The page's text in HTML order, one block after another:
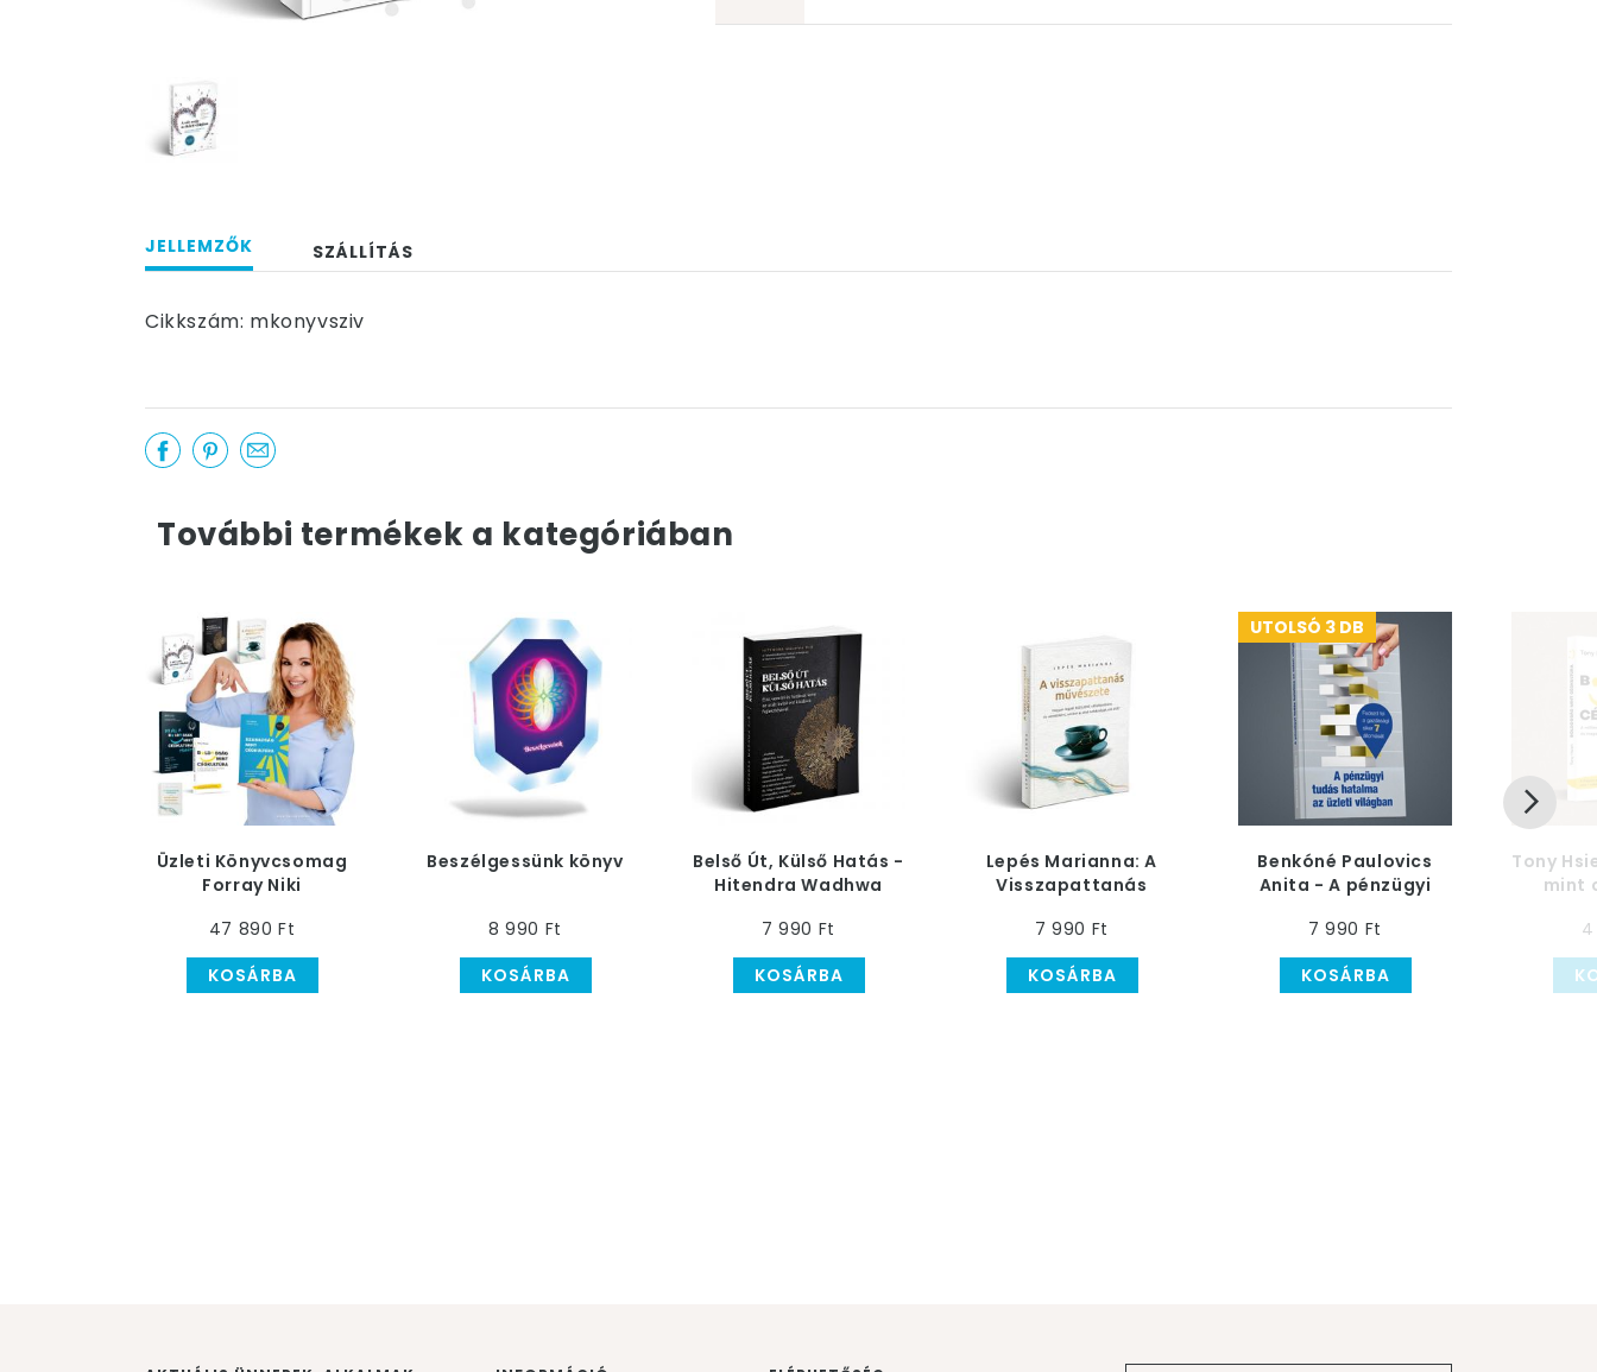
JELLEMZŐK SZÁLLÍTÁS
Cikkszám: mkonyvsziv
További termékek a kategóriában
Üzleti Könyvcsomag
Forray Niki
47 890 Ft
KOSÁRBA
Beszélgessünk könyv
8 990 Ft
KOSÁRBA
Belső Út, Külső Hatás -
Hitendra Wadhwa
7 990 Ft
KOSÁRBA
Lepés Marianna: A
Visszapattanás
7 990 Ft
KOSÁRBA
UTOLSÓ 3 DB
Benkóné Paulovics
Anita - A pénzügyi
üzleti világban
7 990 Ft
KOSÁRBA
Tony
mint